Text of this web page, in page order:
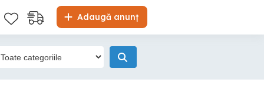
Adaugă anunț